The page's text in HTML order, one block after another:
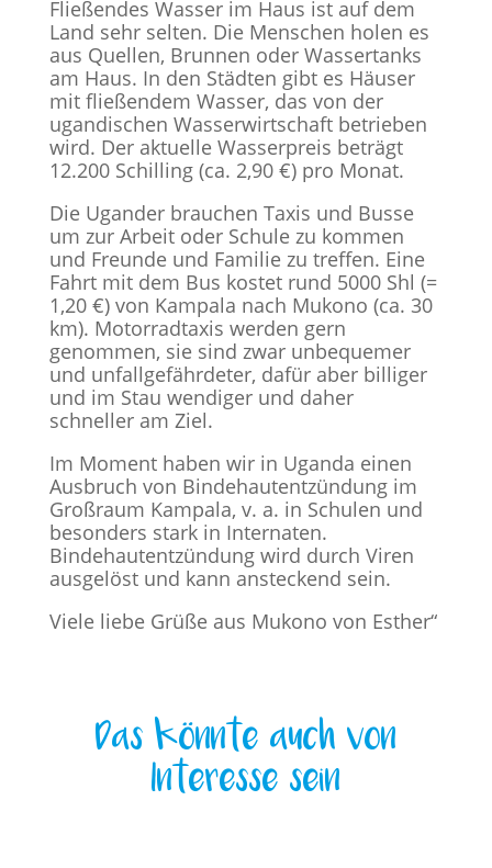
Fließendes Wasser im Haus ist auf dem
Land sehr selten. Die Menschen holen es
aus Quellen, Brunnen oder Wassertanks
am Haus. In den Städten gibt es Häuser
mit fließendem Wasser, das von der
ugandischen Wasserwirtschaft betrieben
wird. Der aktuelle Wasserpreis beträgt
12.200 Schilling (ca. 2,90 €) pro Monat.
Die Ugander brauchen Taxis und Busse
um zur Arbeit oder Schule zu kommen
und Freunde und Familie zu treffen. Eine
Fahrt mit dem Bus kostet rund 5000 Shl (=
1,20 €) von Kampala nach Mukono (ca. 30
km). Motorradtaxis werden gern
genommen, sie sind zwar unbequemer
und unfallgefährdeter, dafür aber billiger
und im Stau wendiger und daher
schneller am Ziel.
Im Moment haben wir in Uganda einen
Ausbruch von Bindehautentzündung im
Großraum Kampala, v. a. in Schulen und
besonders stark in Internaten.
Bindehautentzündung wird durch Viren
ausgelöst und kann ansteckend sein.
Viele liebe Grüße aus Mukono von Esther“
Das könnte auch von
Interesse sein